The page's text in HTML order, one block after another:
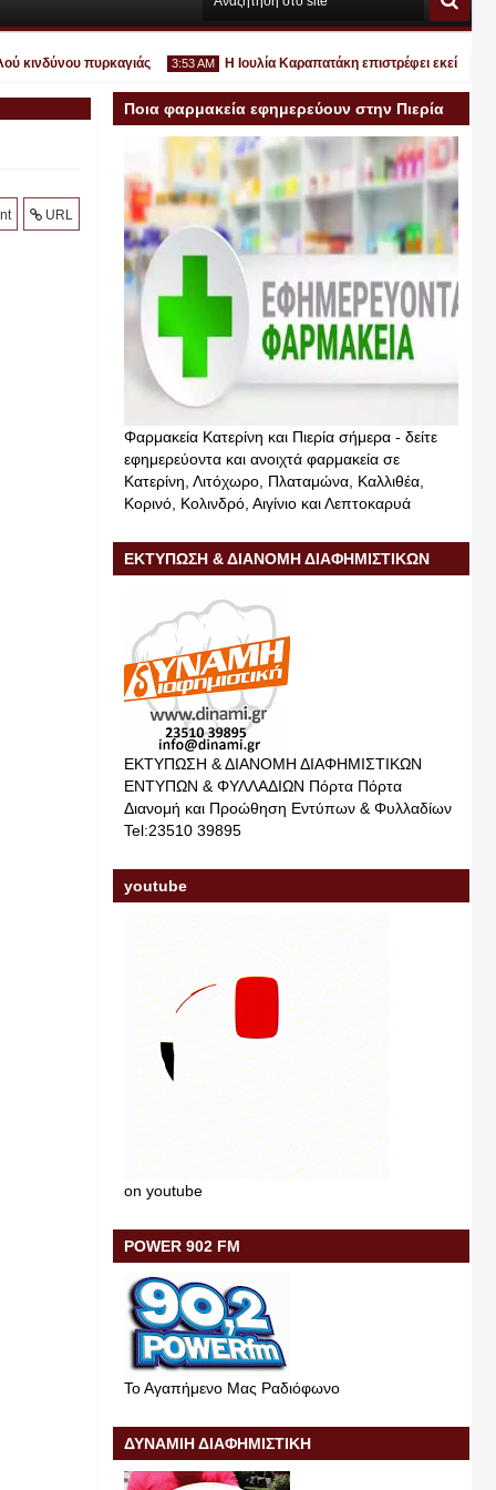
πυρκαγιάς 3:53 AM
30 2026
Η Ιουλία Καραπατάκη επιστρέφει εκεί όπου
URL
Ποια φαρμακεία εφημερεύουν στην Πιερία
σήμερα
Φαρμακεία Κατερίνη και Πιερία σήμερα - δείτε
εφημερεύοντα και ανοιχτά φαρμακεία σε
Κατερίνη, Λιτόχωρο, Πλαταμώνα, Καλλιθέα,
Κορινό, Κολινδρό, Αιγίνιο και Λεπτοκαρυά
ΕΚΤΥΠΩΣΗ & ΔΙΑΝΟΜΗ ΔΙΑΦΗΜΙΣΤΙΚΩΝ
ΕΚΤΥΠΩΣΗ & ΔΙΑΝΟΜΗ ΔΙΑΦΗΜΙΣΤΙΚΩΝ
ΕΝΤΥΠΩΝ & ΦΥΛΛΑΔΙΩΝ Πόρτα Πόρτα
Διανομή και Προώθηση Εντύπων & Φυλλαδίων
Tel:23510 39895
youtube
on youtube
POWER 902 FM
Το Αγαπήμενο Μας Ραδιόφωνο
ΔΥΝΑΜΙΗ ΔΙΑΦΗΜΙΣΤΙΚΗ